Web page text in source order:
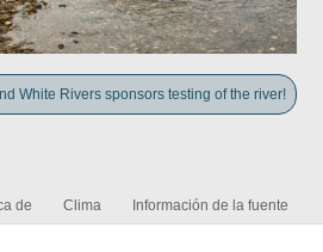
White Rivers sponsors testing of the river!
de Clima Información de la fuente